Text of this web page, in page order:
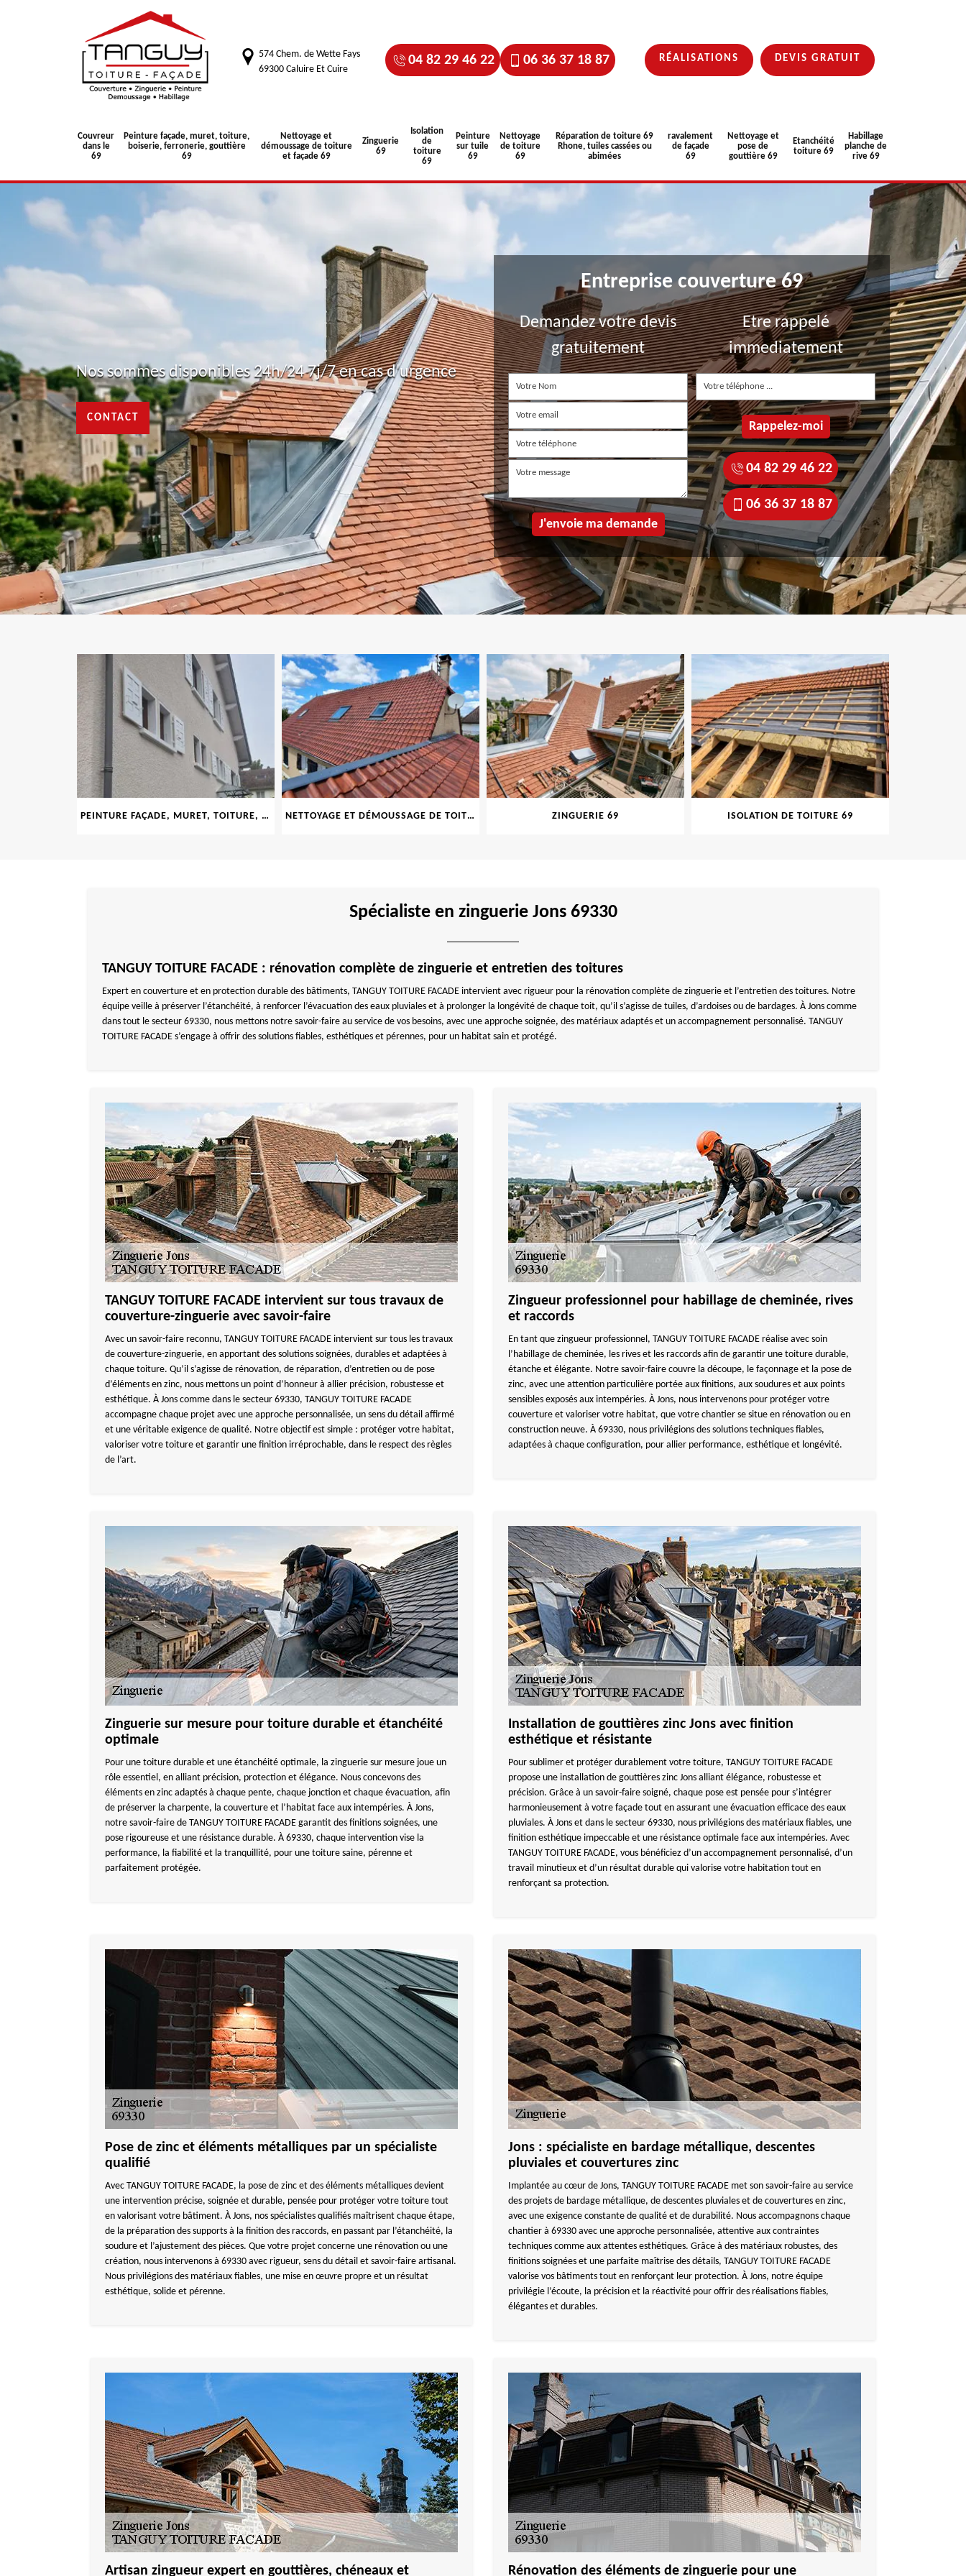
574 Chem. de Wette Fays
69300 Caluire Et Cuire
04 82 29 46 22 06 36 37 18 87 RÉALISATIONS DEVIS GRATUIT
Couvreur
dans le
69
Peinture façade, muret, toiture,
boiserie, ferronerie, gouttière
69
Nettoyage et
démoussage de toiture
et façade 69
Zinguerie
69
Isolation
de
toiture
69
Peinture
sur tuile
69
Nettoyage
de toiture
69
Réparation de toiture 69
Rhone, tuiles cassées ou
abimées
ravalement
de façade
69
Nettoyage et
pose de
gouttière 69
Etanchéité
toiture 69
Habillage
planche de
rive 69
Nos sommes disponibles 24h/24 7j/7 en cas d'urgence
CONTACT
Entreprise couverture 69
Demandez votre devis
gratuitement
Etre rappelé
immediatement
04 82 29 46 22
06 36 37 18 87
PEINTURE FAÇADE, MURET, TOITURE, BOISERIE, FERRONERIE, GOUTTIÈRE 69 NETTOYAGE ET DÉMOUSSAGE DE TOITURE ET FAÇADE 69 ZINGUERIE 69 ISOLATION DE TOITURE 69
Spécialiste en zinguerie Jons 69330
TANGUY TOITURE FACADE : rénovation complète de zinguerie et entretien des toitures
Expert en couverture et en protection durable des bâtiments, TANGUY TOITURE FACADE intervient avec rigueur pour la rénovation complète de zinguerie et l’entretien des toitures. Notre
équipe veille à préserver l’étanchéité, à renforcer l’évacuation des eaux pluviales et à prolonger la longévité de chaque toit, qu’il s’agisse de tuiles, d’ardoises ou de bardages. À Jons comme
dans tout le secteur 69330, nous mettons notre savoir-faire au service de vos besoins, avec une approche soignée, des matériaux adaptés et un accompagnement personnalisé. TANGUY
TOITURE FACADE s’engage à offrir des solutions fiables, esthétiques et pérennes, pour un habitat sain et protégé.
TANGUY TOITURE FACADE intervient sur tous travaux de
couverture-zinguerie avec savoir-faire
Avec un savoir-faire reconnu, TANGUY TOITURE FACADE intervient sur tous les travaux
de couverture-zinguerie, en apportant des solutions soignées, durables et adaptées à
chaque toiture. Qu’il s’agisse de rénovation, de réparation, d’entretien ou de pose
d’éléments en zinc, nous mettons un point d’honneur à allier précision, robustesse et
esthétique. À Jons comme dans le secteur 69330, TANGUY TOITURE FACADE
accompagne chaque projet avec une approche personnalisée, un sens du détail affirmé
et une véritable exigence de qualité. Notre objectif est simple : protéger votre habitat,
valoriser votre toiture et garantir une finition irréprochable, dans le respect des règles
de l’art.
Zingueur professionnel pour habillage de cheminée, rives
et raccords
En tant que zingueur professionnel, TANGUY TOITURE FACADE réalise avec soin
l’habillage de cheminée, les rives et les raccords afin de garantir une toiture durable,
étanche et élégante. Notre savoir-faire couvre la découpe, le façonnage et la pose de
zinc, avec une attention particulière portée aux finitions, aux soudures et aux points
sensibles exposés aux intempéries. À Jons, nous intervenons pour protéger votre
couverture et valoriser votre habitat, que votre chantier se situe en rénovation ou en
construction neuve. À 69330, nous privilégions des solutions techniques fiables,
adaptées à chaque configuration, pour allier performance, esthétique et longévité.
Zinguerie sur mesure pour toiture durable et étanchéité
optimale
Pour une toiture durable et une étanchéité optimale, la zinguerie sur mesure joue un
rôle essentiel, en alliant précision, protection et élégance. Nous concevons des
éléments en zinc adaptés à chaque pente, chaque jonction et chaque évacuation, afin
de préserver la charpente, la couverture et l’habitat face aux intempéries. À Jons,
notre savoir-faire de TANGUY TOITURE FACADE garantit des finitions soignées, une
pose rigoureuse et une résistance durable. À 69330, chaque intervention vise la
performance, la fiabilité et la tranquillité, pour une toiture saine, pérenne et
parfaitement protégée.
Installation de gouttières zinc Jons avec finition
esthétique et résistante
Pour sublimer et protéger durablement votre toiture, TANGUY TOITURE FACADE
propose une installation de gouttières zinc Jons alliant élégance, robustesse et
précision. Grâce à un savoir-faire soigné, chaque pose est pensée pour s’intégrer
harmonieusement à votre façade tout en assurant une évacuation efficace des eaux
pluviales. À Jons et dans le secteur 69330, nous privilégions des matériaux fiables, une
finition esthétique impeccable et une résistance optimale face aux intempéries. Avec
TANGUY TOITURE FACADE, vous bénéficiez d’un accompagnement personnalisé, d’un
travail minutieux et d’un résultat durable qui valorise votre habitation tout en
renforçant sa protection.
Pose de zinc et éléments métalliques par un spécialiste
qualifié
Avec TANGUY TOITURE FACADE, la pose de zinc et des éléments métalliques devient
une intervention précise, soignée et durable, pensée pour protéger votre toiture tout
en valorisant votre bâtiment. À Jons, nos spécialistes qualifiés maîtrisent chaque étape,
de la préparation des supports à la finition des raccords, en passant par l’étanchéité, la
soudure et l’ajustement des pièces. Que votre projet concerne une rénovation ou une
création, nous intervenons à 69330 avec rigueur, sens du détail et savoir-faire artisanal.
Nous privilégions des matériaux fiables, une mise en œuvre propre et un résultat
esthétique, solide et pérenne.
Jons : spécialiste en bardage métallique, descentes
pluviales et couvertures zinc
Implantée au cœur de Jons, TANGUY TOITURE FACADE met son savoir-faire au service
des projets de bardage métallique, de descentes pluviales et de couvertures en zinc,
avec une exigence constante de qualité et de durabilité. Nous accompagnons chaque
chantier à 69330 avec une approche personnalisée, attentive aux contraintes
techniques comme aux attentes esthétiques. Grâce à des matériaux robustes, des
finitions soignées et une parfaite maîtrise des détails, TANGUY TOITURE FACADE
valorise vos bâtiments tout en renforçant leur protection. À Jons, notre équipe
privilégie l’écoute, la précision et la réactivité pour offrir des réalisations fiables,
élégantes et durables.
Artisan zingueur expert en gouttières, chéneaux et Rénovation des éléments de zinguerie pour une